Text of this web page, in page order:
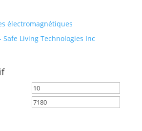
électromagnétiques
Safe Living Technologies Inc
Prix
min